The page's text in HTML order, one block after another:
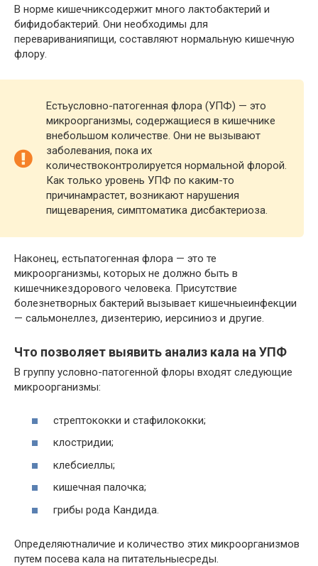
В норме кишечниксодержит много лактобактерий и
бифидобактерий. Они необходимы для
перевариванияпищи, составляют нормальную кишечную
флору.
Естьусловно-патогенная флора (УПФ) — это
микроорганизмы, содержащиеся в кишечнике
внебольшом количестве. Они не вызывают
заболевания, пока их
количествоконтролируется нормальной флорой.
Как только уровень УПФ по каким-то
причинамрастет, возникают нарушения
пищеварения, симптоматика дисбактериоза.
Наконец, естьпатогенная флора — это те
микроорганизмы, которых не должно быть в
кишечникездорового человека. Присутствие
болезнетворных бактерий вызывает кишечныеинфекции
— сальмонеллез, дизентерию, иерсиниоз и другие.
Что позволяет выявить анализ кала на УПФ
В группу условно-патогенной флоры входят следующие
микроорганизмы:
стрептококки и стафилококки;
клостридии;
клебсиеллы;
кишечная палочка;
грибы рода Кандида.
Определяютналичие и количество этих микроорганизмов
путем посева кала на питательныесреды.